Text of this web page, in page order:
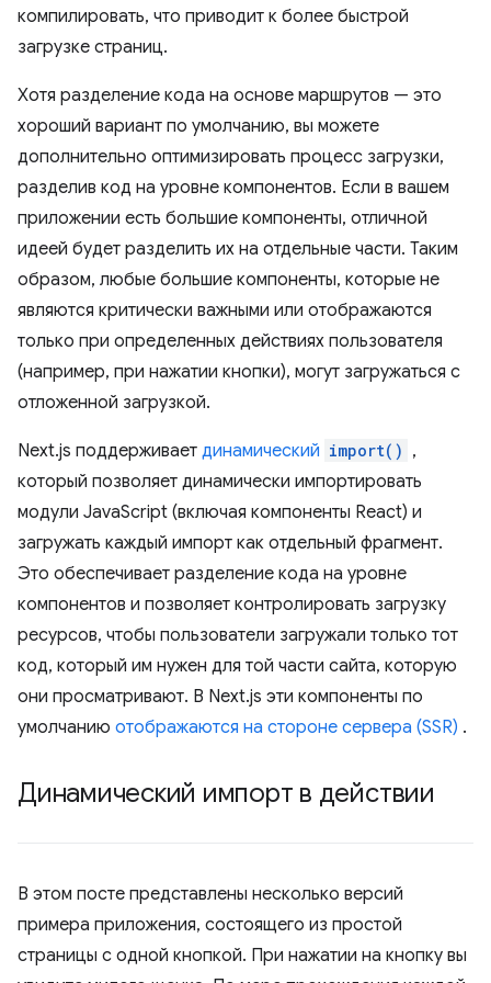
компилировать, что приводит к более быстрой
загрузке страниц.
Хотя разделение кода на основе маршрутов — это
хороший вариант по умолчанию, вы можете
дополнительно оптимизировать процесс загрузки,
разделив код на уровне компонентов. Если в вашем
приложении есть большие компоненты, отличной
идеей будет разделить их на отдельные части. Таким
образом, любые большие компоненты, которые не
являются критически важными или отображаются
только при определенных действиях пользователя
(например, при нажатии кнопки), могут загружаться с
отложенной загрузкой.
Next.js поддерживает динамический import() ,
который позволяет динамически импортировать
модули JavaScript (включая компоненты React) и
загружать каждый импорт как отдельный фрагмент.
Это обеспечивает разделение кода на уровне
компонентов и позволяет контролировать загрузку
ресурсов, чтобы пользователи загружали только тот
код, который им нужен для той части сайта, которую
они просматривают. В Next.js эти компоненты по
умолчанию отображаются на стороне сервера (SSR) .
Динамический импорт в действии
В этом посте представлены несколько версий
примера приложения, состоящего из простой
страницы с одной кнопкой. При нажатии на кнопку вы